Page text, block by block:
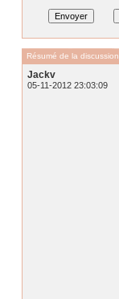
Résumé de la discussion
Jackv
05-11-2012 23:03:09